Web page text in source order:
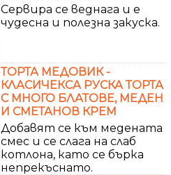
Сервира се веднага и е
чудесна и полезна закуска.
ТОРТА МЕДОВИК -
КЛАСИЧЕКСА РУСКА ТОРТА
С МНОГО БЛАТОВЕ, МЕДЕН
И СМЕТАНОВ КРЕМ
Добавят се към медената
смес и се слага на слаб
котлона, като се бърка
непрекъснато.